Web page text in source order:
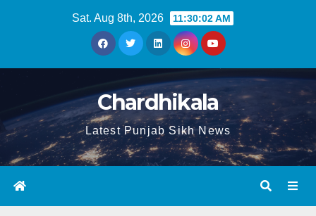
Sat. Aug 8th, 2026 11:30:03 AM
Chardhikala
Latest Punjab Sikh News